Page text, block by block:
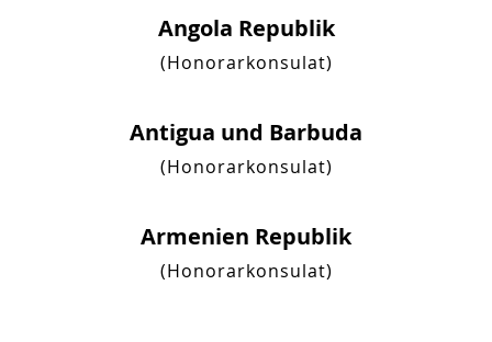
Angola Republik
(Honorarkonsulat)
Antigua und Barbuda
(Honorarkonsulat)
Armenien Republik
(Honorarkonsulat)